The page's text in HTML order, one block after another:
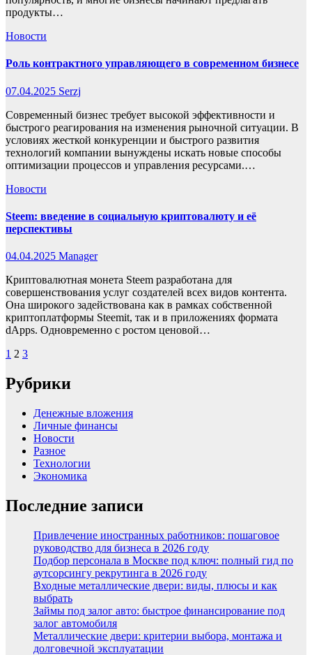
продукты…
Новости
Роль контрактного управляющего в современном бизнесе
07.04.2025 Serzj
Современный бизнес требует высокой эффективности и
быстрого реагирования на изменения рыночной ситуации. В
условиях жесткой конкуренции и быстрого развития
технологий компании вынуждены искать новые способы
оптимизации процессов и управления ресурсами.…
Новости
Steem: введение в социальную криптовалюту и её
перспективы
04.04.2025 Manager
Криптовалютная монета Steem разработана для
совершенствования услуг создателей всех видов контента.
Она широкого задействована как в рамках собственной
криптоплатформы Steemit, так и в приложениях формата
dApps. Одновременно с ростом ценовой…
Пагинация
записей
1 2 3
Рубрики
Денежные вложения
Личные финансы
Новости
Разное
Технологии
Экономика
Последние записи
Привлечение иностранных работников: пошаговое
руководство для бизнеса в 2026 году
Подбор персонала в Москве под ключ: полный гид по
аутсорсингу рекрутинга в 2026 году
Входные металлические двери: виды, плюсы и как
выбрать
Займы под залог авто: быстрое финансирование под
залог автомобиля
Металлические двери: критерии выбора, монтажа и
долговечной эксплуатации